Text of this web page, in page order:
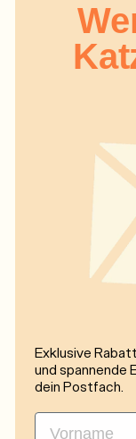
Exklusive
und spannende
dein Postfach.
First Name